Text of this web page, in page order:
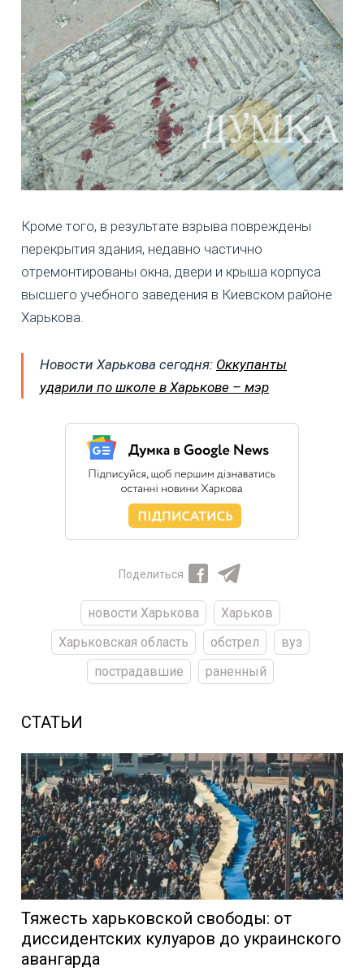
Кроме того, в результате взрыва повреждены
перекрытия здания, недавно частично
отремонтированы окна, двери и крыша корпуса
высшего учебного заведения в Киевском районе
Харькова.
Новости Харькова сегодня: Оккупанты
ударили по школе в Харькове – мэр
Поделиться
новости Харькова
Харьков
Харьковская область
обстрел
вуз
пострадавшие
раненный
СТАТЬИ
Тяжесть харьковской свободы: от
диссидентских кулуаров до украинского
авангарда